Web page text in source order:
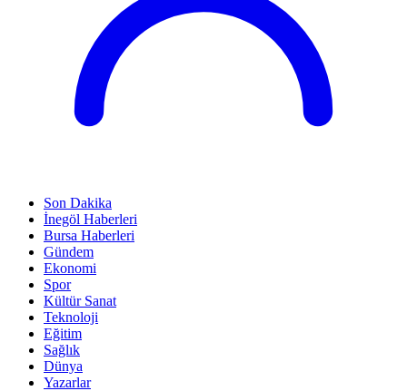
Son Dakika
İnegöl Haberleri
Bursa Haberleri
Gündem
Ekonomi
Spor
Kültür Sanat
Teknoloji
Eğitim
Sağlık
Dünya
Yazarlar